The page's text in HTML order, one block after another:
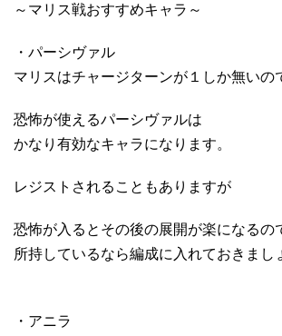
～マリス戦おすすめキャラ～
・パーシヴァル
マリスはチャージターンが１しか無いの
恐怖が使えるパーシヴァルは
かなり有効なキャラになります。
レジストされることもありますが
恐怖が入るとその後の展開が楽になるの
所持しているなら編成に入れておきまし
・アニラ